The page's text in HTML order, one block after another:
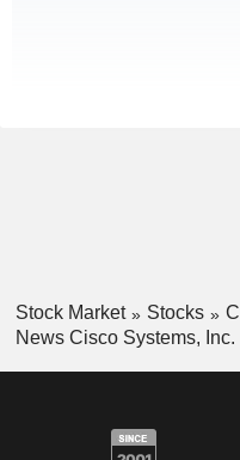
Stock Market Stocks
News Cisco Systems, Inc.